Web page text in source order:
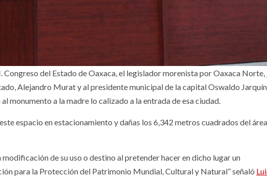
Congreso del Estado de Oaxaca, el legislador morenista por Oaxaca Norte,
Alejandro Murat y al presidente municipal de la capital Oswaldo Jarquín
monumento a la madre lo calizado a la entrada de esa ciudad.
espacio en estacionamiento y dañas los 6,342 metros cuadrados del
de su uso o destino al pretender hacer en dicho lugar un
para la Protección del Patrimonio Mundial, Cultural y Natural” señaló